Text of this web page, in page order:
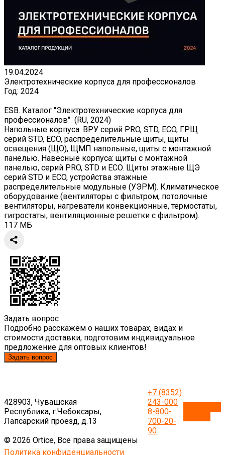
19.04.2024
Электротехнические корпуса для профессионалов
Год: 2024
ESB. Каталог "Электротехнические корпуса для
профессионалов" (RU, 2024)
Напольные корпуса: ВРУ серий PRO, STD, ECO, ГРЩ
серий STD, ECO, распределительные щиты, щиты
освещения (ЩО), ЩМП напольные, щиты с монтажной
панелью. Навесные корпуса: щиты с монтажной
панелью, серий PRO, STD и ECO. Щиты этажные ЩЭ
серий STD и ECO, устройства этажные
распределительные модульные (УЭРМ). Климатическое
оборудование (вентиляторы с фильтром, потолочные
вентиляторы, нагреватели конвекционные, термостаты,
гигростаты, вентиляционные решетки с фильтром).
117 МБ
Задать вопрос
Подробно расскажем о наших товарах, видах и
стоимости доставки, подготовим индивидуальное
предложение для оптовых клиентов!
Задать вопрос
428903, Чувашская
Республика, г.Чебоксары,
Лапсарский проезд, д.13
+7 (8352)
243-000
8-800-
700-20-
90
© 2026 Ortice, Все права защищены
Политика конфиденциальности